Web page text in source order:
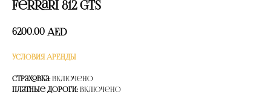
Ferrari 812 GTS
6200.00 AED
УСЛОВИЯ АРЕНДЫ
Страховка: Включено
Платные дороги: Включено